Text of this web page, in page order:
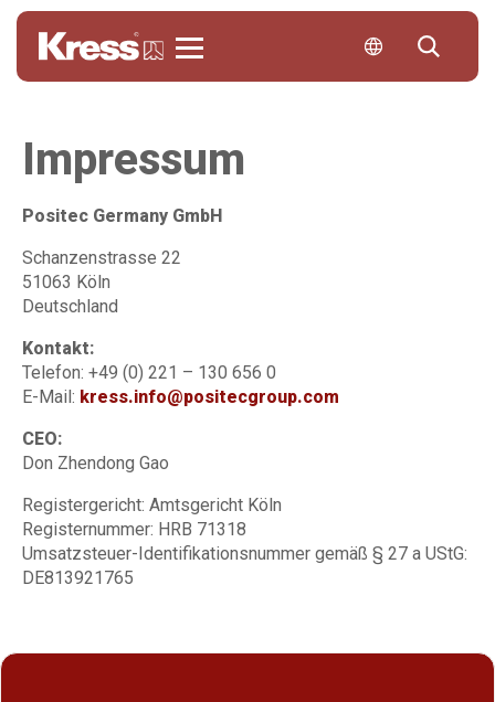
Impressum
Positec Germany GmbH
Schanzenstrasse 22
51063 Köln
Deutschland
Kontakt:
Telefon: +49 (0) 221 – 130 656 0
E-Mail: kress.info@positecgroup.com
CEO:
Don Zhendong Gao
Registergericht: Amtsgericht Köln
Registernummer: HRB 71318
Umsatzsteuer-Identifikationsnummer gemäß § 27 a UStG:
DE813921765